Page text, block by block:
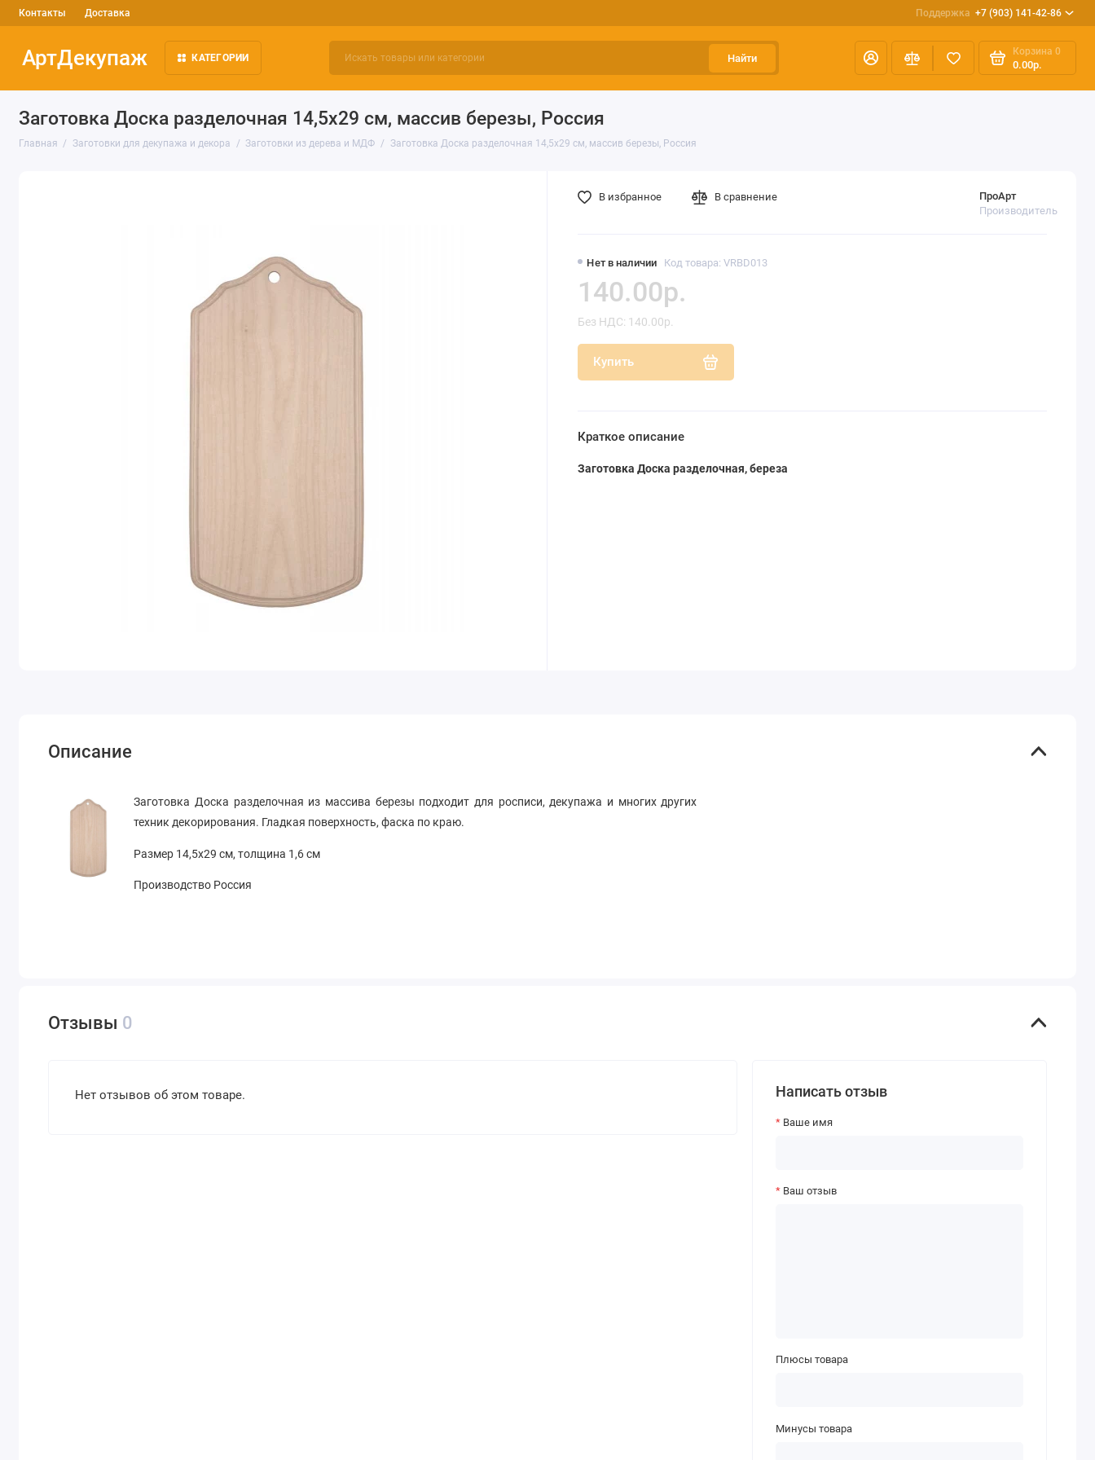
Контакты Доставка Поддержка +7 (903) 141-42-86
АртДекупаж КАТЕГОРИИ Найти
Корзина 0
0.00р.
Заготовка Доска разделочная 14,5х29 см, массив березы, Россия
Главная Заготовки для декупажа и декора Заготовки из дерева и МДФ Заготовка Доска разделочная 14,5х29 см, массив березы, Россия
Нет в наличии Код товара: VRBD013
ПроАрт
Производитель
140.00р.
Без НДС: 140.00р.
Купить
В избранное В сравнение
Краткое описание
Заготовка Доска разделочная, береза
Описание
Заготовка Доска разделочная из массива березы подходит для росписи, декупажа и многих других
техник декорирования. Гладкая поверхность, фаска по краю.
Размер 14,5х29 см, толщина 1,6 см
Производство Россия
Отзывы 0
Нет отзывов об этом товаре. Написать отзыв
Ваше имя
Ваш отзыв
Плюсы товара
Минусы товара